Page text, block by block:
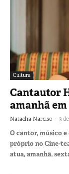
Cultura
Cantautor
amanhã
Natacha Narciso - 3
O cantor, músico
próprio no Cine-
atua, amanhã,